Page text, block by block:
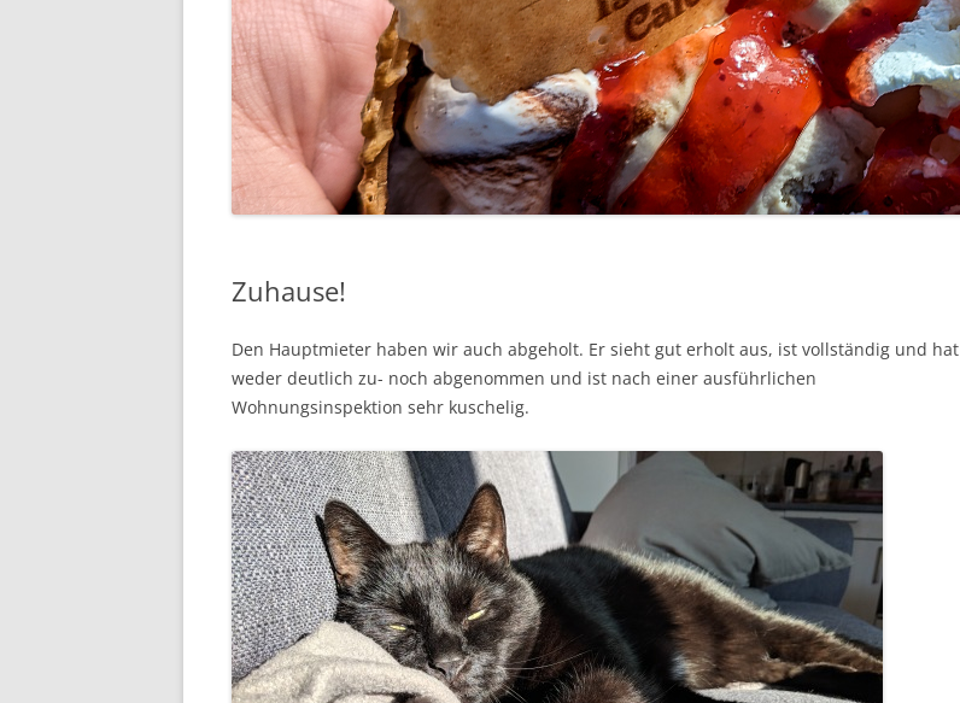
2020
2015
FRANKREICH
NIEDERLANDE
NORWEGEN
SCHWEDEN
WOMO
AUTO
TECHNIK
ÜBER UNS
Zuhause!
Den Hauptmieter haben wir auch abgeholt. Er sieht gut erholt aus, ist vollständig und hat
weder deutlich zu- noch abgenommen und ist nach einer ausführlichen
Wohnungsinspektion sehr kuschelig.